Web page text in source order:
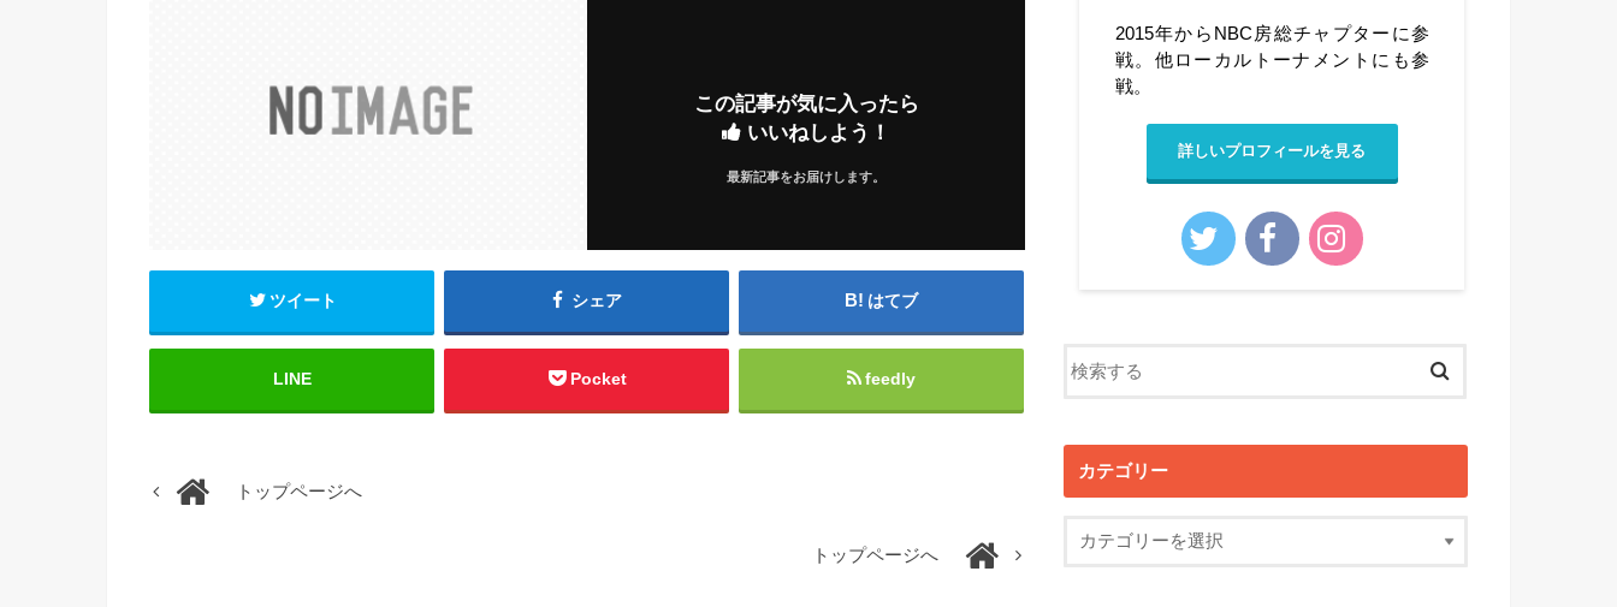
この記事が気に入ったら
いいねしよう！
最新記事をお届けします。
ツイート シェア はてブ
LINE Pocket feedly
トップページへ
トップページへ
2015年からNBC房総チャプターに参
戦。他ローカルトーナメントにも参
戦。
詳しいプロフィールを見る
カテゴリー